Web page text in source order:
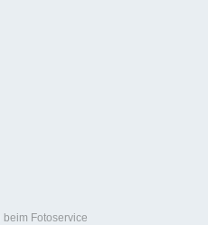
Fotoservice